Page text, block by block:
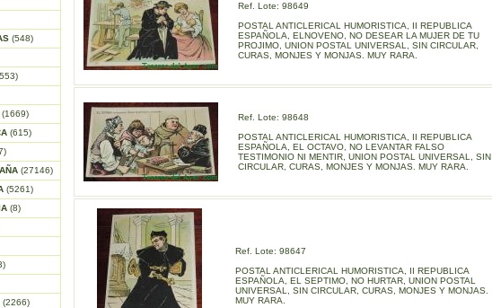
(548)
(1669)
(615)
(27146)
(5261)
(8)
(2266)
Ref. Lote: 98649
POSTAL ANTICLERICAL HUMORISTICA, II REPUBLICA
ESPAÑOLA, ELNOVENO, NO DESEAR LA MUJER DE TU
PROJIMO, UNION POSTAL UNIVERSAL, SIN CIRCULAR,
CURAS, MONJES Y MONJAS. MUY RARA.
Ref. Lote: 98648
POSTAL ANTICLERICAL HUMORISTICA, II REPUBLICA
ESPAÑOLA, EL OCTAVO, NO LEVANTAR FALSO
TESTIMONIO NI MENTIR, UNION POSTAL UNIVERSAL, SIN
CIRCULAR, CURAS, MONJES Y MONJAS. MUY RARA.
Ref. Lote: 98647
POSTAL ANTICLERICAL HUMORISTICA, II REPUBLICA
ESPAÑOLA, EL SEPTIMO, NO HURTAR, UNION POSTAL
UNIVERSAL, SIN CIRCULAR, CURAS, MONJES Y MONJAS.
MUY RARA.